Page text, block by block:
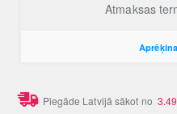
Piegāde Latvijā sākot no3.49